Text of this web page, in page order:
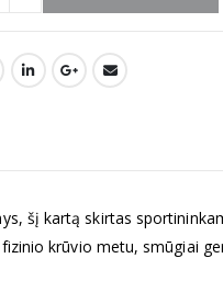
kartą skirtas
krūvio metu, smūgiai